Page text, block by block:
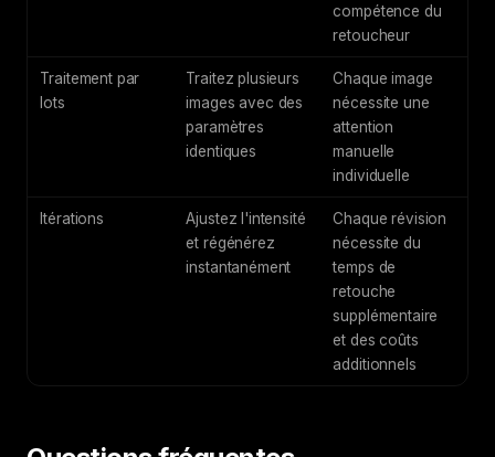
compétence du
retoucheur
Traitement par
lots
Traitez plusieurs
images avec des
paramètres
identiques
Chaque image
nécessite une
attention
manuelle
individuelle
Itérations
Ajustez l'intensité
et régénérez
instantanément
Chaque révision
nécessite du
temps de
retouche
supplémentaire
et des coûts
additionnels